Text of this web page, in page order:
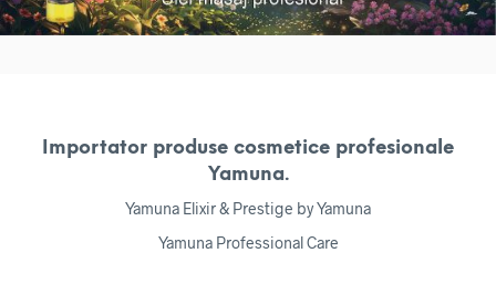
Importator produse cosmetice profesionale
Yamuna.
Yamuna Elixir & Prestige by Yamuna
Yamuna Professional Care